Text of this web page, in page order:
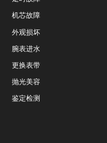
机芯故障
外观损坏
腕表进水
更换表带
抛光美容
鉴定检测